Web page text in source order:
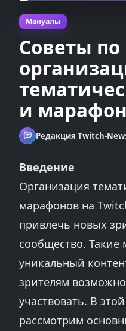
Мануалы
Советы по
и
Редакция Twitch-
Введение
Организация
марафонов на
привлечь новых
сообщество. Такие
уникальный
зрителям
участвовать. В
рассмотрим